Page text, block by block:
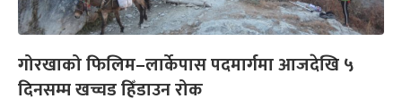
गोरखाको फिलिम–लार्केपास पदमार्गमा आजदेखि ५
दिनसम्म खच्चड हिँडाउन रोक